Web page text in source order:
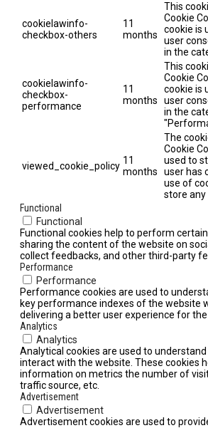
cookielawinfo-
checkbox-others
11
months
This
Cookie
cookie is
user
in the
cookielawinfo-
checkbox-
performance
11
months
This
Cookie
cookie is
user
in the
viewed_cookie_policy 11
months
The
Cookie
used to
user has
use of
store any
Functional
Functional
Functional cookies help to perform
sharing the content of the website on
collect feedbacks, and other third-party
Performance
Performance
Performance cookies are used to
key performance indexes of the website
delivering a better user experience for
Analytics
Analytics
Analytical cookies are used to
interact with the website. These cookies
information on metrics the number of
traffic source, etc.
Advertisement
Advertisement
Advertisement cookies are used to